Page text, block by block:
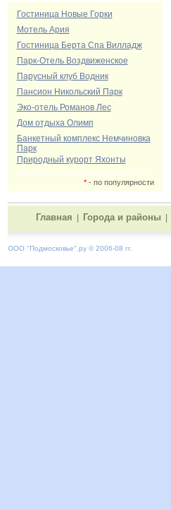
Гостиница Новые Горки
Мотель Ария
Гостиница Берта Спа Вилладж
Парк-Отель Воздвиженское
Парусный клуб Водник
Пансион Никольский Парк
Эко-отель Романов Лес
Дом отдыха Олимп
Банкетный комплекс Немчиновка
Парк
Природный курорт Яхонты
*- по популярности
Главная Города и районы
ООО "Подмосковье" .ру © 2006-08 гг.